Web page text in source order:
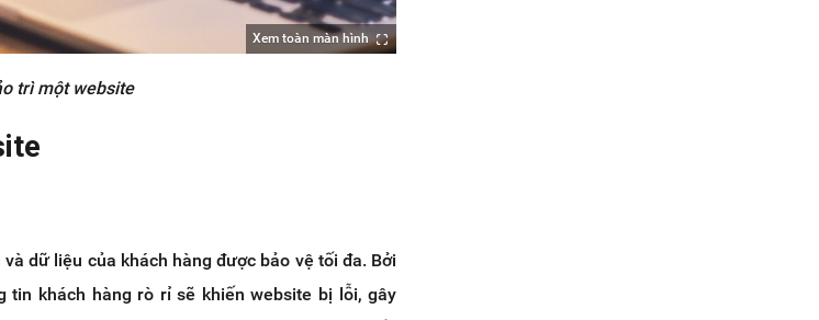
Xem toàn màn hình
trì một website
dữ liệu của khách hàng được bảo vệ tối đa. Bởi
tin khách hàng rò rỉ sẽ khiến website bị lỗi, gây